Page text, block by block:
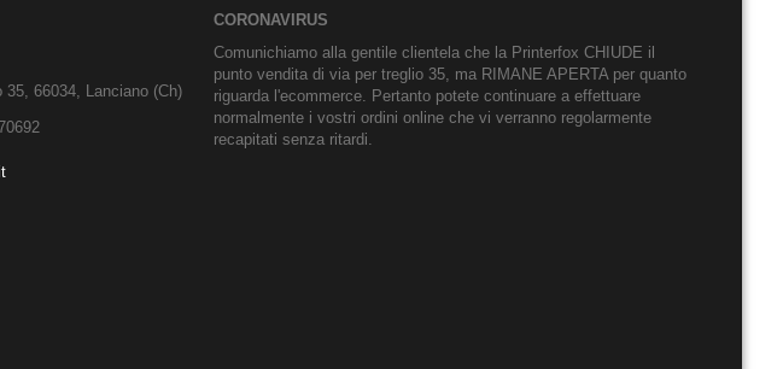
66034, Lanciano (Ch)
CORONAVIRUS
Comunichiamo alla gentile clientela che la Printerfox CHIUDE il
punto vendita di via per treglio 35, ma RIMANE APERTA per quanto
riguarda l'ecommerce. Pertanto potete continuare a effettuare
normalmente i vostri ordini online che vi verranno regolarmente
recapitati senza ritardi.